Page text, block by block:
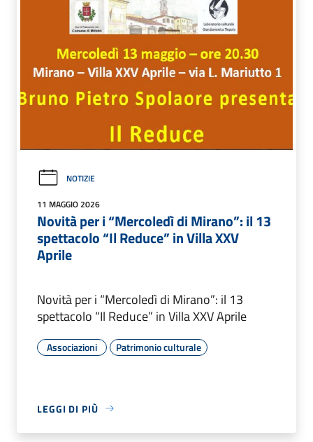
NOTIZIE
11 MAGGIO 2026
Novità per i “Mercoledì di Mirano”: il 13
spettacolo “Il Reduce” in Villa XXV
Aprile
Novità per i “Mercoledì di Mirano”: il 13
spettacolo “Il Reduce” in Villa XXV Aprile
Associazioni Patrimonio culturale
LEGGI DI PIÙ